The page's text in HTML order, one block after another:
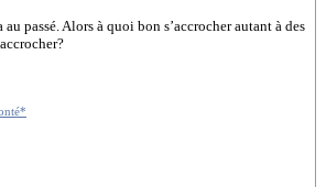
passé. Alors à quoi bon s’accrocher autant à des